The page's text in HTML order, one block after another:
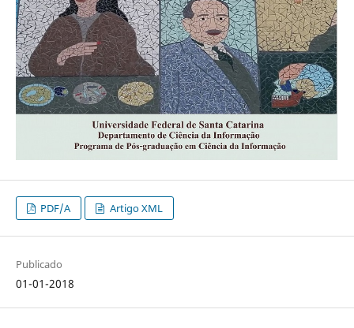
PDF/A Artigo XML
Publicado
01-01-2018